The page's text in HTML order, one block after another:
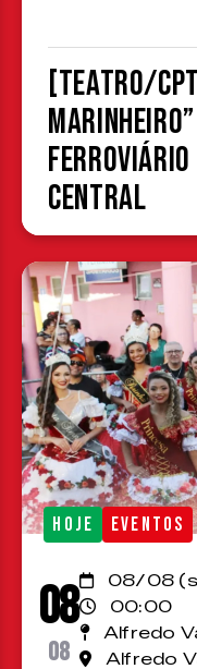
[TEATRO/
Ferroviário
Central
HOJE EVENTOS
08
08
08/08
00:00
Alfredo
Alfredo